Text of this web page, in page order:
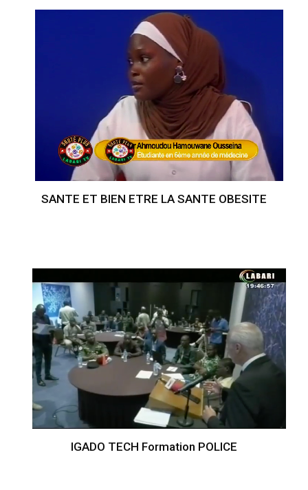
SANTE ET BIEN ETRE LA SANTE OBESITE
IGADO TECH Formation POLICE